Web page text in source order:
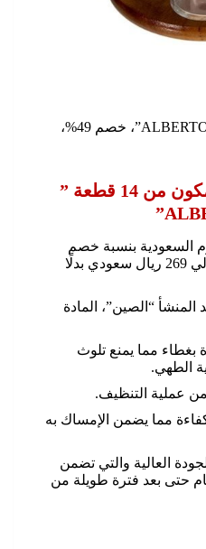
حافظة البهارات 6 قطع ” ALBERTO”، خصم 49%،
طقم أدوات طهي مكون من 14 قطعة ”
السعودية بنسبة خصم
33%، ليصبح السعر الحالي 269 ريال سعودي بدلًا
المنشأ “الصين”، المادة
مما يمنع تلوث
الطهي.
عملية التنظيف.
مما يضمن الإمساك به
العالية والتي تضمن
حتى بعد فترة طويلة من